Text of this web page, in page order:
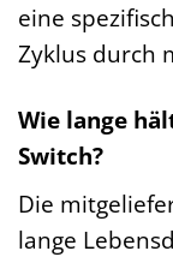
eine
Zyklus durch
Wie lange
Switch?
Die
lange